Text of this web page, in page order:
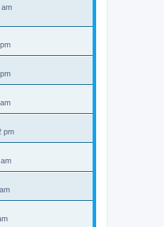
am
pm